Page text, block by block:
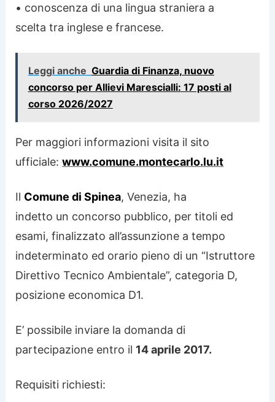
• conoscenza di una lingua straniera a
scelta tra inglese e francese.
Leggi anche Guardia di Finanza, nuovo
concorso per Allievi Marescialli: 17 posti al
corso 2026/2027
Per maggiori informazioni visita il sito
ufficiale:www.comune.montecarlo.lu.it
Il Comune di Spinea, Venezia, ha
indetto un concorso pubblico, per titoli ed
esami, finalizzato all’assunzione a tempo
indeterminato ed orario pieno di un “Istruttore
Direttivo Tecnico Ambientale”, categoria D,
posizione economica D1.
E’ possibile inviare la domanda di
partecipazione entro il 14 aprile 2017.
Requisiti richiesti: